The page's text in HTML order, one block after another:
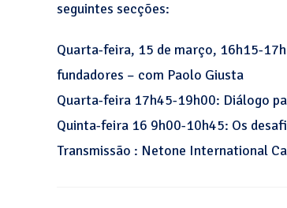
seguintes secções:
Quarta-feira, 15 de março, 16h15-
fundadores – com Paolo Giusta
Quarta-feira 17h45-19h00: Diálogo
Quinta-feira 16 9h00-10h45: Os
Transmissão : Netone International